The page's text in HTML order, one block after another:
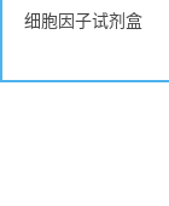
细胞因子试剂盒